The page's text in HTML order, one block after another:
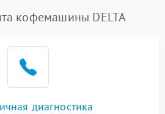
кофемашины DELTA
диагностика